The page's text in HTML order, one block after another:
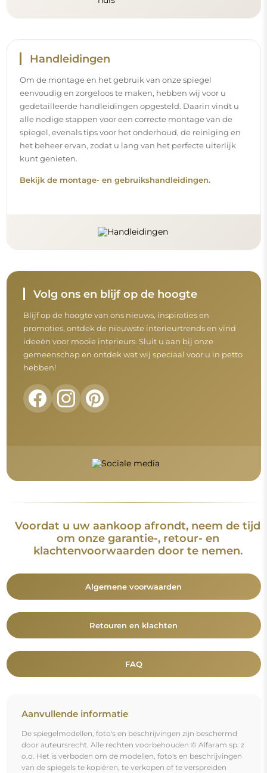
Handleidingen
Om de montage en het gebruik van onze spiegel
eenvoudig en zorgeloos te maken, hebben wij voor u
gedetailleerde handleidingen opgesteld. Daarin vindt u
alle nodige stappen voor een correcte montage van de
spiegel, evenals tips voor het onderhoud, de reiniging en
het beheer ervan, zodat u lang van het perfecte uiterlijk
kunt genieten.
Bekijk de montage- en gebruikshandleidingen.
Volg ons en blijf op de hoogte
Blijf op de hoogte van ons nieuws, inspiraties en
promoties, ontdek de nieuwste interieurtrends en vind
ideeën voor mooie interieurs. Sluit u aan bij onze
gemeenschap en ontdek wat wij speciaal voor u in petto
hebben!
Voordat u uw aankoop afrondt, neem de tijd
om onze garantie-, retour- en
klachtenvoorwaarden door te nemen.
Algemene voorwaarden
Retouren en klachten
FAQ
Aanvullende informatie
De spiegelmodellen, foto's en beschrijvingen zijn beschermd
door auteursrecht. Alle rechten voorbehouden © Alfaram sp. z
o.o. Het is verboden om de modellen, foto's en beschrijvingen
van de spiegels te kopiëren, te verkopen of te verspreiden